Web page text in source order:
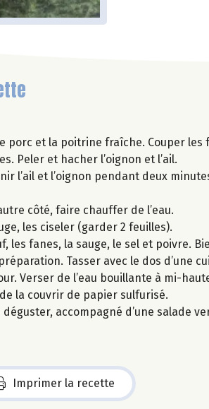
porc et la poitrine fraîche. Couper
Peler et hacher l’oignon et l’ail.
l’ail et l’oignon pendant deux
côté, faire chauffer de l’eau.
les ciseler (garder 2 feuilles).
les fanes, la sauge, le sel et poivre.
Tasser avec le dos d’une
Verser de l’eau bouillante à mi-
la couvrir de papier sulfurisé.
accompagné d’une salade
Imprimer la recette